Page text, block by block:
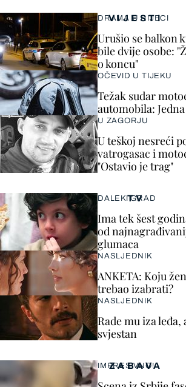
VIJESTI
DRAMA U RIJECI
Urušio se balkon
bile dvije osobe:
o koncu"
OČEVID U TIJEKU
Težak sudar
automobila:
U ZAGORJU
U teškoj nesreći
vatrogasac i
"Ostavio je trag"
ZABAVA
IMPRESIVNO!
TV
DALEKI GRAD
Ima tek šest
od
glumaca
NASLJEDNIK
ANKETA: Koju
trebao izabrati?
NASLJEDNIK
Rade mu iza
svjestan